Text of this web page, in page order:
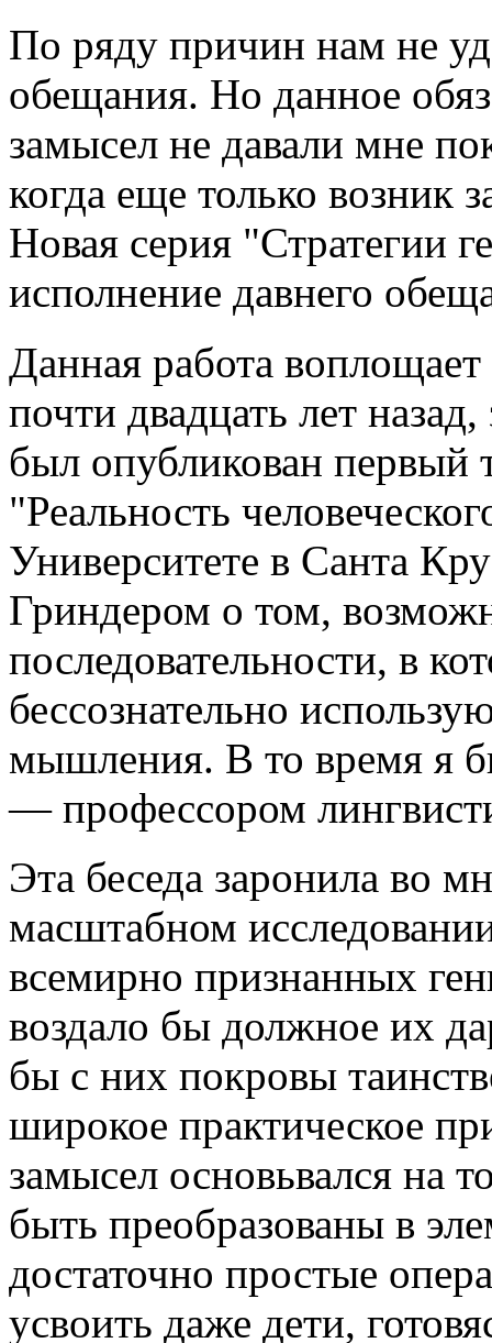
По ряду причин нам не
обещания. Но данное
замысел не давали мне
когда еще только
Новая серия "Стратегии
исполнение давнего
Данная работа
почти двадцать лет
был опубликован первый
"Реальность
Университете в Санта
Гриндером о том,
последовательности, в
бессознательно
мышления. В то время я
— профессором
Эта беседа заронила во
масштабном
всемирно признанных
воздало бы должное их
бы с них покровы
широкое практическое
замысел основьвался на
быть преобразованы в
достаточно простые
усвоить даже дети,